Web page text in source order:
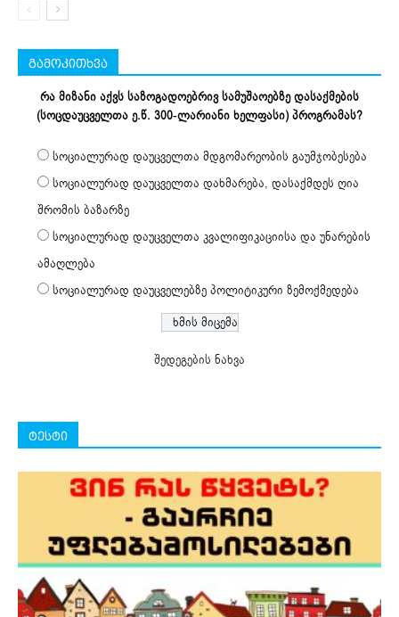
გამოკითხვა
რა მიზანი აქვს საზოგადოებრივ სამუშაოებზე დასაქმების
(სოცდაუცველთა ე.წ. 300-ლარიანი ხელფასი) პროგრამას?
სოციალურად დაუცველთა მდგომარეობის გაუმჯობესება
სოციალურად დაუცველთა დახმარება, დასაქმდეს ღია
შრომის ბაზარზე
სოციალურად დაუცველთა კვალიფიკაციისა და უნარების
ამაღლება
სოციალურად დაუცველებზე პოლიტიკური ზემოქმედება
შედეგების ნახვა
ტესტი